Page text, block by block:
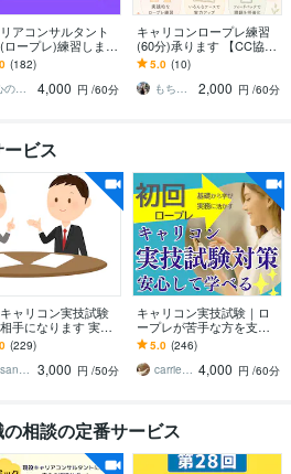
アコンサルタント
ープレ)練習します
上がリピーター‼1回
まで実施回数を選べ
☆
(182)
心のおかえり 花恩
4,000 円 /60分
キャリコンロープレ練習
(60分)承ります 【CC協議
会】場慣れの練習をお手
伝いします♪(1時間実施)
5.0 (10)
もちこDXの部屋
2,000 円 /60分
ビス
ャリコン実技試験
手になります 実技
発合格のノウハウを
たロープレ練習相
(229)
asanami 3,000 円 /50分
キャリコン実技試験｜ロ
ープレが苦手な方を支え
ます 安心して失敗できる
初回体験｜合格に向けて
課題を整理します
5.0 (246)
carriereキャリエール_深瀬⭐︎ 4,000 円 /60分
相談の定番サービス